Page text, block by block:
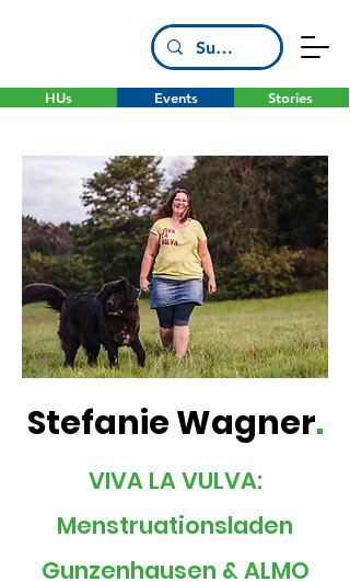
HUs Stories
Events
Stefanie Wagner.
VIVA LA VULVA:
Menstruationsladen
Gunzenhausen & ALMO